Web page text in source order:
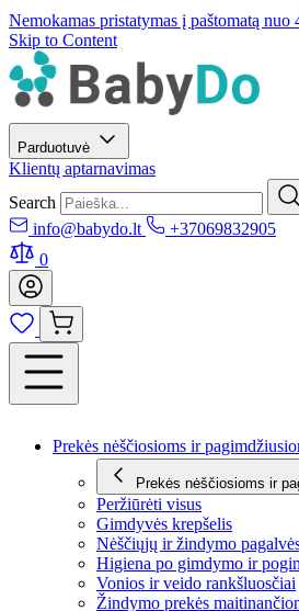
Nemokamas pristatymas į paštomatą nuo
Skip to Content
Parduotuvė
Klientų aptarnavimas
Search
info@babydo.lt
+37069832905
0
Prekės nėščiosioms ir
Prekės nėščiosioms ir
Peržiūrėti visus
Gimdyvės krepšelis
Nėščiųjų ir žindymo
Higiena po gimdymo ir
Vonios ir veido rankšluosčiai
Žindymo prekės